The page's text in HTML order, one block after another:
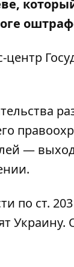
центр
—
по ст.